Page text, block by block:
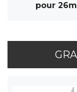
pour